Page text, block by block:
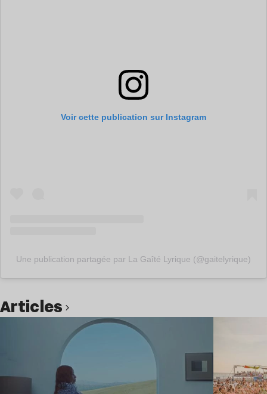
Voir cette publication sur Instagram
Une publication partagée par La Gaîté Lyrique (@gaitelyrique)
Articles